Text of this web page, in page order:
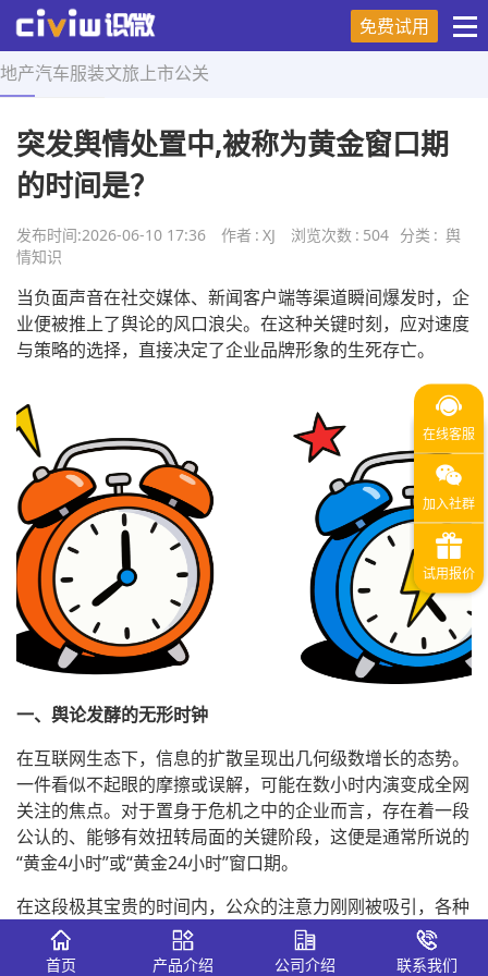
免费试用
地产汽车服装文旅 上市公关
首页 > 舆情知识 > 正文
突发舆情处置中,被称为黄金窗口期
的时间是？
发布时间:2026-06-10 17:36 作者 : XJ 浏览次数 : 504 分类 : 舆
情知识
当负面声音在社交媒体、新闻客户端等渠道瞬间爆发时，企
业便被推上了舆论的风口浪尖。在这种关键时刻，应对速度
与策略的选择，直接决定了企业品牌形象的生死存亡。
一、舆论发酵的无形时钟
在互联网生态下，信息的扩散呈现出几何级数增长的态势。
一件看似不起眼的摩擦或误解，可能在数小时内演变成全网
关注的焦点。对于置身于危机之中的企业而言，存在着一段
公认的、能够有效扭转局面的关键阶段，这便是通常所说的
“黄金4小时”或“黄金24小时”窗口期。
在这段极其宝贵的时间内，公众的注意力刚刚被吸引，各种
传言尚未完全定型，网民的负面情绪也处于初期积聚阶段。
如果企业能够把握住这一时机，及时、坦诚地与外界沟通，
首页 产品介绍 公司介绍 联系我们